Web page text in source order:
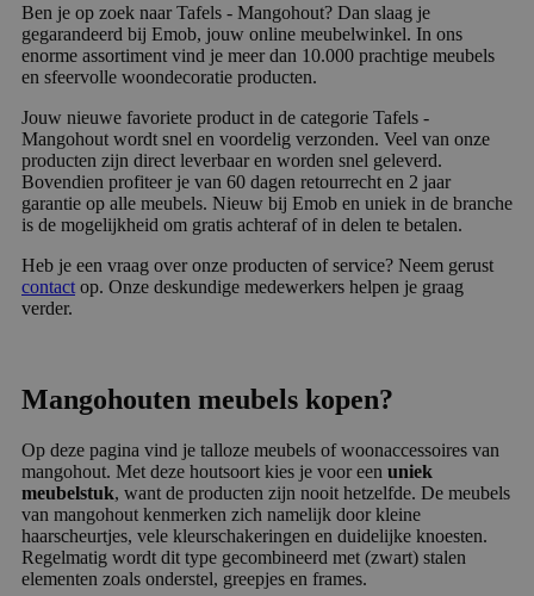
Ben je op zoek naar Tafels - Mangohout? Dan slaag je
gegarandeerd bij Emob, jouw online meubelwinkel. In ons
enorme assortiment vind je meer dan 10.000 prachtige meubels
en sfeervolle woondecoratie producten.
Jouw nieuwe favoriete product in de categorie Tafels -
Mangohout wordt snel en voordelig verzonden. Veel van onze
producten zijn direct leverbaar en worden snel geleverd.
Bovendien profiteer je van 60 dagen retourrecht en 2 jaar
garantie op alle meubels. Nieuw bij Emob en uniek in de branche
is de mogelijkheid om gratis achteraf of in delen te betalen.
Heb je een vraag over onze producten of service? Neem gerust
contact op. Onze deskundige medewerkers helpen je graag
verder.
Mangohouten meubels kopen?
Op deze pagina vind je talloze meubels of woonaccessoires van
mangohout. Met deze houtsoort kies je voor een uniek
meubelstuk, want de producten zijn nooit hetzelfde. De meubels
van mangohout kenmerken zich namelijk door kleine
haarscheurtjes, vele kleurschakeringen en duidelijke knoesten.
Regelmatig wordt dit type gecombineerd met (zwart) stalen
elementen zoals onderstel, greepjes en frames.